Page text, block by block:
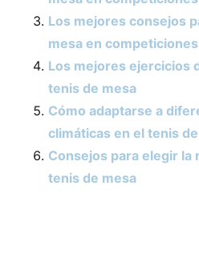
Los mejores consejos
mesa en
Los mejores ejercicios
tenis de mesa
Cómo adaptarse a
climáticas en el tenis
Consejos para elegir la
tenis de mesa